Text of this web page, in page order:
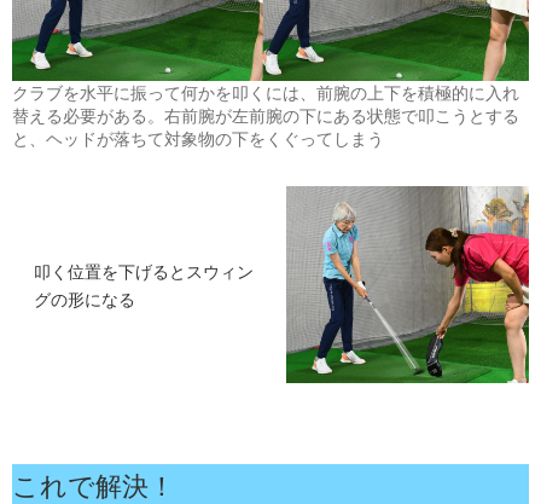
クラブを水平に振って何かを叩くには、前腕の上下を積極的に入れ
替える必要がある。右前腕が左前腕の下にある状態で叩こうとする
と、ヘッドが落ちて対象物の下をくぐってしまう
叩く位置を下げるとスウィン
グの形になる
これで解決！